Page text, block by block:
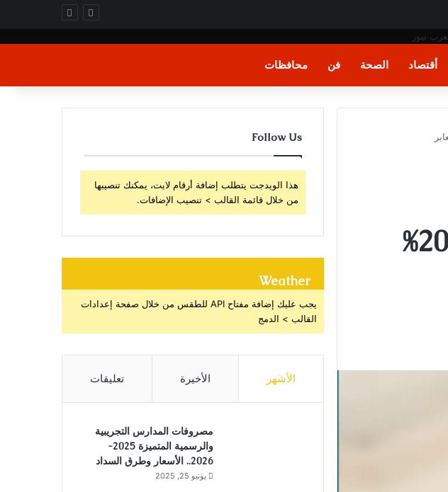
أقتصاد الصحة فن محافظات
الحارس لمضيق هرمز وتحصل على 20%
Follow Us
هذا الويدجت يتطلب إضافة أرقام لايت، يمكنك تنصيبها
من خلال قائمة القالب > تنصيب الإضافات.
Weather
يجب عليك إضافة مفتاح API للطقس من خلال صفحة إعدادات
القالب > الدمج
الأشهر الأخيرة تعليقات
مصروفات المدارس التجريبية
والرسمية المتميزة 2025-
2026.. الأسعار وطرق السداد
يونيو 25, 2025